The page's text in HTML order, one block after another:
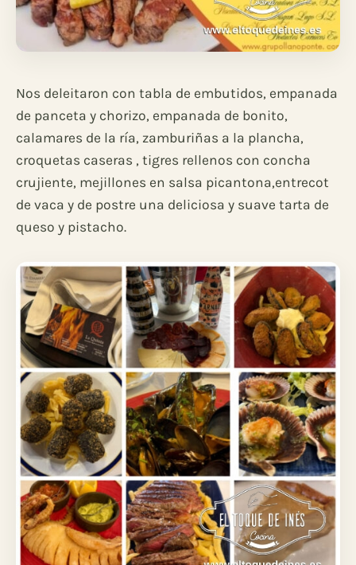
Nos deleitaron con tabla de embutidos, empanada
de panceta y chorizo, empanada de bonito,
calamares de la ría, zamburiñas a la plancha,
croquetas caseras , tigres rellenos con concha
crujiente, mejillones en salsa picantona,entrecot
de vaca y de postre una deliciosa y suave tarta de
queso y pistacho.